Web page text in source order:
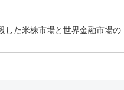
した米株市場と世界金融市場の